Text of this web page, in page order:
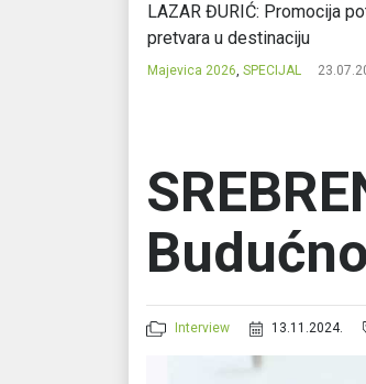
LAZAR ĐURIĆ: Promocija
pretvara u destinaciju
Majevica 2026, SPECIJAL
Interview 13.11.2024.